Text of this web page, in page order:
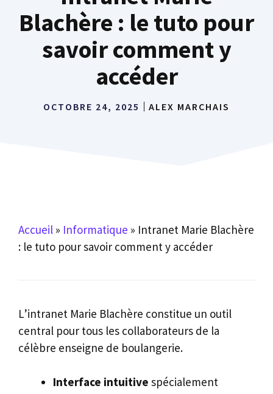
Blachère : le tuto pour
savoir comment y
accéder
OCTOBRE 24, 2025 ALEX MARCHAIS
Accueil » Informatique » Intranet Marie Blachère
: le tuto pour savoir comment y accéder
L’intranet Marie Blachère constitue un outil
central pour tous les collaborateurs de la
célèbre enseigne de boulangerie.
Interface intuitive spécialement